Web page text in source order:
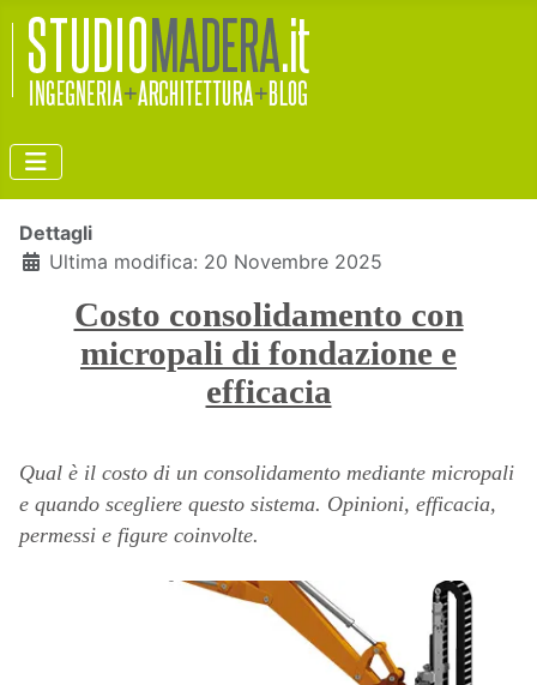
Dettagli
Ultima modifica: 20 Novembre 2025
Costo consolidamento con
micropali di fondazione e
efficacia
Qual è il costo di un consolidamento mediante micropali
e quando scegliere questo sistema. Opinioni, efficacia,
permessi e figure coinvolte.